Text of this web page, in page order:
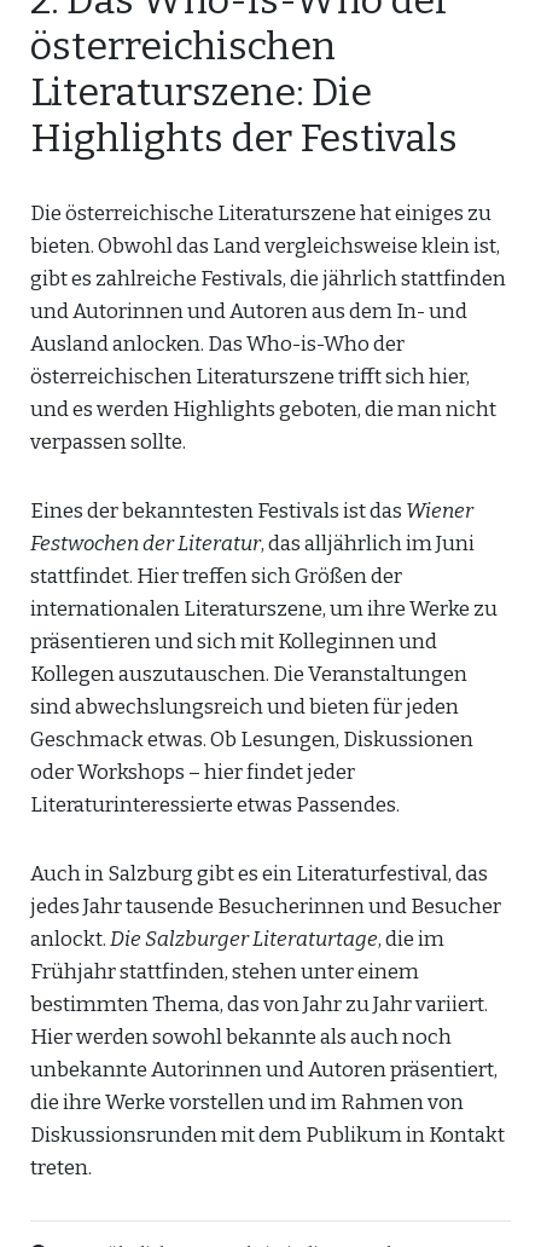
österreichischen
Literaturszene: Die
Highlights der Festivals
Die österreichische Literaturszene hat einiges zu
bieten. Obwohl das Land vergleichsweise klein ist,
gibt es zahlreiche Festivals, die jährlich stattfinden
und Autorinnen und Autoren aus dem In- und
Ausland anlocken. Das Who-is-Who der
österreichischen Literaturszene trifft sich hier,
und es werden Highlights geboten, die man nicht
verpassen sollte.
Eines der bekanntesten Festivals ist das Wiener
Festwochen der Literatur, das alljährlich im Juni
stattfindet. Hier treffen sich Größen der
internationalen Literaturszene, um ihre Werke zu
präsentieren und sich mit Kolleginnen und
Kollegen auszutauschen. Die Veranstaltungen
sind abwechslungsreich und bieten für jeden
Geschmack etwas. Ob Lesungen, Diskussionen
oder Workshops – hier findet jeder
Literaturinteressierte etwas Passendes.
Auch in Salzburg gibt es ein Literaturfestival, das
jedes Jahr tausende Besucherinnen und Besucher
anlockt.Die Salzburger Literaturtage, die im
Frühjahr stattfinden, stehen unter einem
bestimmten Thema, das von Jahr zu Jahr variiert.
Hier werden sowohl bekannte als auch noch
unbekannte Autorinnen und Autoren präsentiert,
die ihre Werke vorstellen und im Rahmen von
Diskussionsrunden mit dem Publikum in Kontakt
treten.